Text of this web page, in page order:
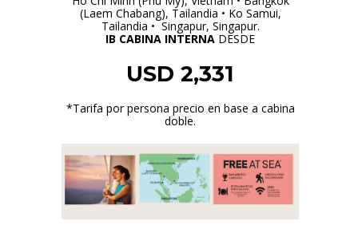
(Laem Chabang), Tailandia • Ko Samui,
Tailandia • Singapur, Singapur.
IB CABINA INTERNA DESDE
USD 2,331
*Tarifa por persona precio en base a cabina
doble.